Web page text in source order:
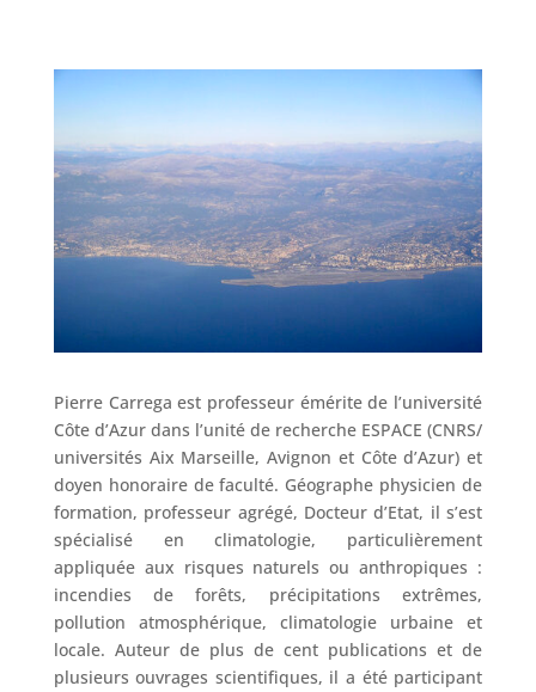
Pierre Carrega est professeur émérite de l’université
Côte d’Azur dans l’unité de recherche ESPACE (CNRS/
universités Aix Marseille, Avignon et Côte d’Azur) et
doyen honoraire de faculté. Géographe physicien de
formation, professeur agrégé, Docteur d’Etat, il s’est
spécialisé en climatologie, particulièrement
appliquée aux risques naturels ou anthropiques :
incendies de forêts, précipitations extrêmes,
pollution atmosphérique, climatologie urbaine et
locale. Auteur de plus de cent publications et de
plusieurs ouvrages scientifiques, il a été participant